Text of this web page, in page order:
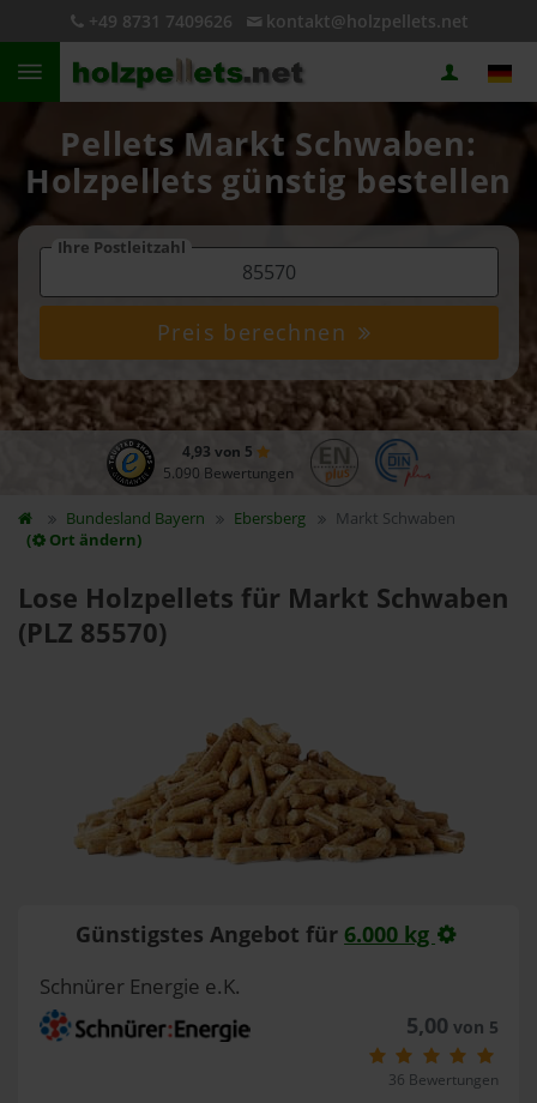
+49 8731 7409626 kontakt@holzpellets.net
Pellets Markt Schwaben:
Holzpellets günstig bestellen
Ihre Postleitzahl
Preis berechnen
4,93 von 5
5.090 Bewertungen
Bundesland Bayern Ebersberg
Markt Schwaben
(
Ort ändern)
Lose Holzpellets für Markt Schwaben
(PLZ 85570)
Günstigstes Angebot für 6.000 kg
Schnürer Energie e.K.
5,00 von 5
36 Bewertungen